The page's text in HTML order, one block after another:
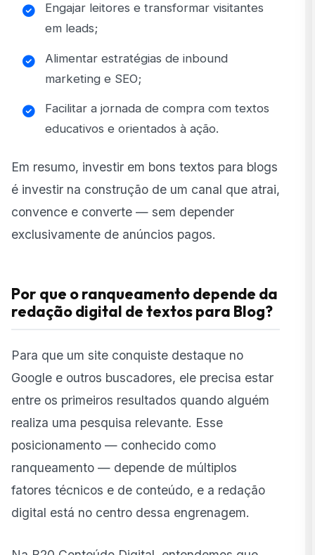
Engajar leitores e transformar visitantes
em leads;
Alimentar estratégias de inbound
marketing e SEO;
Facilitar a jornada de compra com textos
educativos e orientados à ação.
Em resumo, investir em bons textos para blogs
é investir na construção de um canal que atrai,
convence e converte — sem depender
exclusivamente de anúncios pagos.
Por que o ranqueamento depende da
redação digital de textos para Blog?
Para que um site conquiste destaque no
Google e outros buscadores, ele precisa estar
entre os primeiros resultados quando alguém
realiza uma pesquisa relevante. Esse
posicionamento — conhecido como
ranqueamento — depende de múltiplos
fatores técnicos e de conteúdo, e a redação
digital está no centro dessa engrenagem.